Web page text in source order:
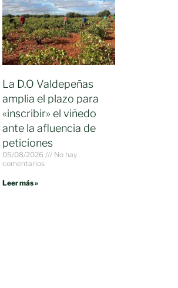
La D.O Valdepeñas
amplia el plazo para
«inscribir» el viñedo
ante la afluencia de
peticiones
05/08/2026
No hay
comentarios
Leer más »